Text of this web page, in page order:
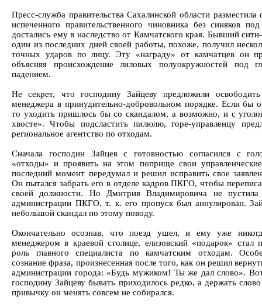
Пресс-служба правительства Сахалинской области
испеченного правительственного чиновника без синяков
достались ему в наследство от Камчатского края. Бывший
один из последних дней своей работы, похоже, получил
точных ударов по лицу. Эту «награду» от камчатцев он
объясняя происхождение лиловых полуокружностей под
падением.
Не секрет, что господину Зайцеву предложили
менеджера в принудительно-добровольном порядке. Если бы
то уходить пришлось бы со скандалом, а возможно, и с
хвосте». Чтобы подсластить пилюлю, горе-управленцу
региональное агентство по отходам.
Сначала господин Зайцев с готовностью согласился с
«отходы» и проявить на этом поприще свои
последний момент передумал и решил исправить свое
Он пытался забрать его в отделе кадров ПКГО, чтобы
своей должности. Но Дмитрия Владимировича не
администрации ПКГО, т. к. его пропуск был аннулирован.
небольшой скандал по этому поводу.
Окончательно осознав, что поезд ушел, и ему уже
менеджером в краевой столице, елизовский «подарок» стал
роль главного специалиста по камчатским отходам.
сознание фраза, произнесенная после того, как он решил
администрации города: «Будь мужиком! Ты же дал слово».
господину Зайцеву бывать приходилось редко, а держать
привычку он менять совсем не собирался.